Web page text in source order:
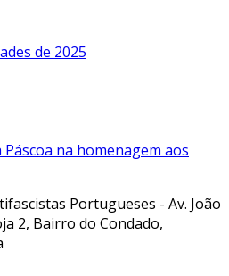
de 2025
na homenagem aos
Portugueses - Av. João
2, Bairro do Condado,